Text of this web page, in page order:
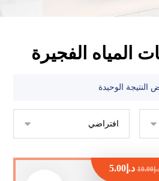
المياه الفجيرة
النتيجة الوحيدة
10.00 د.إ5.00